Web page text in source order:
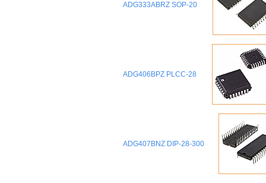
ADG333ABRZ SOP-20
ADG406BPZ PLCC-28
ADG407BNZ DIP-28-300